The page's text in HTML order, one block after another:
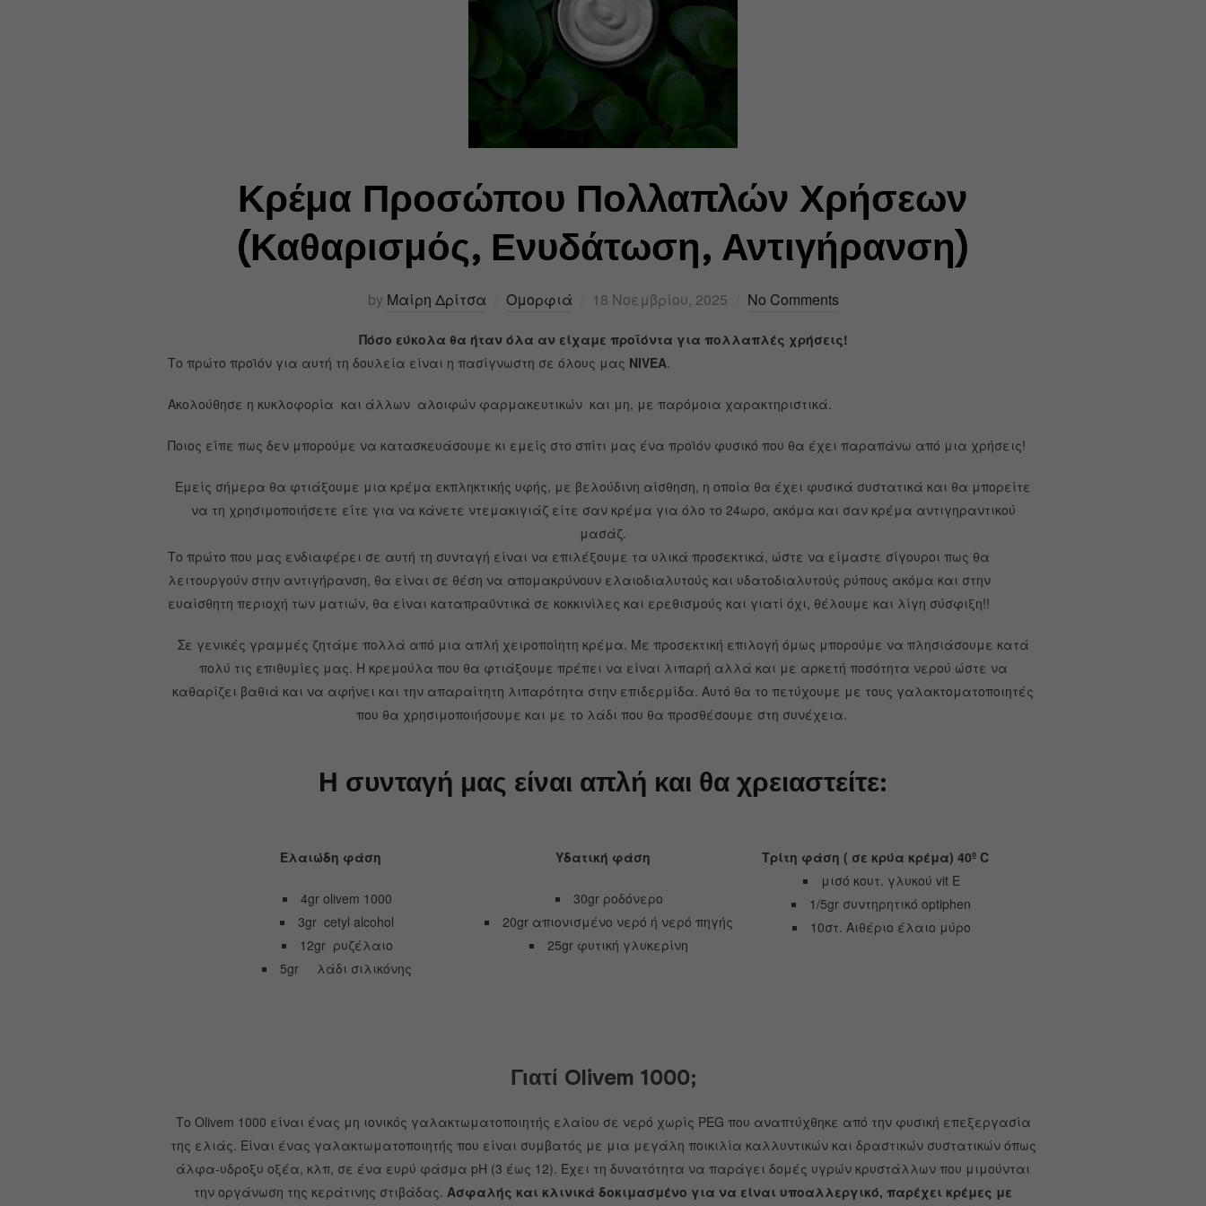
Κρέμα Προσώπου Πολλαπλών Χρήσεων
(Καθαρισμός, Ενυδάτωση, Αντιγήρανση)
by Μαίρη Δρίτσα Ομορφιά 18 Νοεμβρίου, 2025 No Comments
Πόσο εύκολα θα ήταν όλα αν είχαμε προϊόντα για πολλαπλές χρήσεις!
Το πρώτο προϊόν για αυτή τη δουλεία είναι η πασίγνωστη σε όλους μας NIVEA.
Ακολούθησε η κυκλοφορία και άλλων αλοιφών φαρμακευτικών και μη, με παρόμοια χαρακτηριστικά.
Ποιος είπε πως δεν μπορούμε να κατασκευάσουμε κι εμείς στο σπίτι μας ένα προϊόν φυσικό που θα έχει παραπάνω από μια χρήσεις!
Εμείς σήμερα θα φτιάξουμε μια κρέμα εκπληκτικής υφής, με βελούδινη αίσθηση, η οποία θα έχει φυσικά συστατικά και θα μπορείτε
να τη χρησιμοποιήσετε είτε για να κάνετε ντεμακιγιάζ είτε σαν κρέμα για όλο το 24ωρο, ακόμα και σαν κρέμα αντιγηραντικού
μασάζ.
Το πρώτο που μας ενδιαφέρει σε αυτή τη συνταγή είναι να επιλέξουμε τα υλικά προσεκτικά, ώστε να είμαστε σίγουροι πως θα
λειτουργούν στην αντιγήρανση, θα είναι σε θέση να απομακρύνουν ελαιοδιαλυτούς και υδατοδιαλυτούς ρύπους ακόμα και στην
ευαίσθητη περιοχή των ματιών, θα είναι καταπραϋντικά σε κοκκινίλες και ερεθισμούς και γιατί όχι, θέλουμε και λίγη σύσφιξη!!
Σε γενικές γραμμές ζητάμε πολλά από μια απλή χειροποίητη κρέμα. Με προσεκτική επιλογή όμως μπορούμε να πλησιάσουμε κατά
πολύ τις επιθυμίες μας. Η κρεμούλα που θα φτιάξουμε πρέπει να είναι λιπαρή αλλά και με αρκετή ποσότητα νερού ώστε να
καθαρίζει βαθιά και να αφήνει και την απαραίτητη λιπαρότητα στην επιδερμίδα. Αυτό θα το πετύχουμε με τους γαλακτοματοποιητές
που θα χρησιμοποιήσουμε και με το λάδι που θα προσθέσουμε στη συνέχεια.
Η συνταγή μας είναι απλή και θα χρειαστείτε:
Ελαιώδη φάση
4gr olivem 1000
3gr cetyl alcohol
12gr ρυζέλαιο
5gr λάδι σιλικόνης
Υδατική φάση
30gr ροδόνερο
20gr απιονισμένο νερό ή νερό πηγής
25gr φυτική γλυκερίνη
Τρίτη φάση ( σε κρύα κρέμα) 40º C
μισό κουτ. γλυκού vit E
1/5gr συντηρητικό optiphen
10στ. Αιθέριο έλαιο μύρο
Γιατί Olivem 1000;
Το Olivem 1000 είναι ένας μη ιονικός γαλακτωματοποιητής ελαίου σε νερό χωρίς PEG που αναπτύχθηκε από την φυσική επεξεργασία
της ελιάς. Είναι ένας γαλακτωματοποιητής που είναι συμβατός με μια μεγάλη ποικιλία καλλυντικών και δραστικών συστατικών όπως
άλφα-υδροξυ οξέα, κλπ, σε ένα ευρύ φάσμα pH (3 έως 12). Έχει τη δυνατότητα να παράγει δομές υγρών κρυστάλλων που μιμούνται
την οργάνωση της κεράτινης στιβάδας. Ασφαλής και κλινικά δοκιμασμένο για να είναι υποαλλεργικό, παρέχει κρέμες με